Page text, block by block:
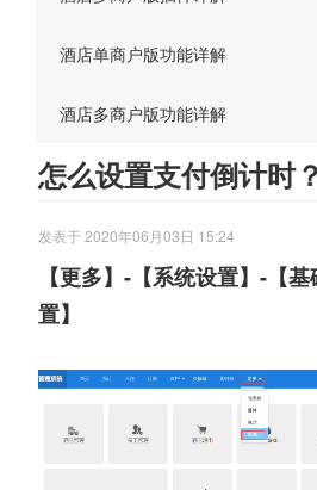
酒店单商户版功能详解
酒店多商户版功能详解
怎么设置支付倒计时？
发表于 2020年06月03日 15:24
【更多】-【系统设置】-【
置】